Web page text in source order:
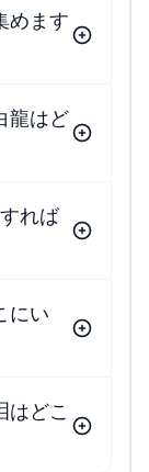
めます
龍はど
れば
にい
どこ